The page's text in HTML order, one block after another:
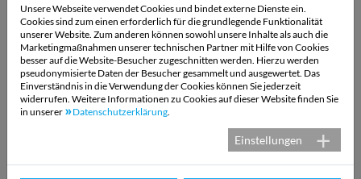
von 30 Monaten in Kraft. Die Kündigungsfrist wurde
einvernehmlich von sechs auf drei Monate verkürzt. Eine
erstmalige Kündigung ist zum 31. Oktober 2027 möglich.
Änderungen am Manteltarifvertrag wurden nicht
vorgenommen.
Klaus-Martin Bauer, Geschäftsführer der Geschäftsstelle
Bayern des Marburger Bund, dankte im Anschluss für die
„zielgerichtete, sachliche und fair geführte Verhandlungsrunde.“
Unsere Webseite verwendet Cookies und bindet externe Dienste ein.
Cookies sind zum einen erforderlich für die grundlegende Funktionalität
unserer Website. Zum anderen können sowohl unsere Inhalte als auch die
Marketingmaßnahmen unserer technischen Partner mit Hilfe von Cookies
besser auf die Website-Besucher zugeschnitten werden. Hierzu werden
pseudonymisierte Daten der Besucher gesammelt und ausgewertet. Das
Einverständnis in die Verwendung der Cookies können Sie jederzeit
widerrufen. Weitere Informationen zu Cookies auf dieser Website finden Sie
in unserer
Datenschutzerklärung.
Einstellungen